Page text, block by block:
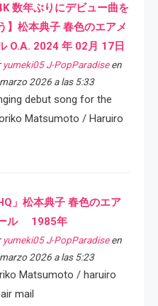
数年ぶりにデビュー曲を
】松本典子 春色のエアメ
O.A. 2024 年 02月 17日
yumeki05 J-PopParadiseen
2026 a las 5:33
debut song for the
Matsumoto / Haruiro
」松本典子 春色のエア
ル 1985年
yumeki05 J-PopParadiseen
2026 a las 5:23
Matsumoto / haruiro
mail